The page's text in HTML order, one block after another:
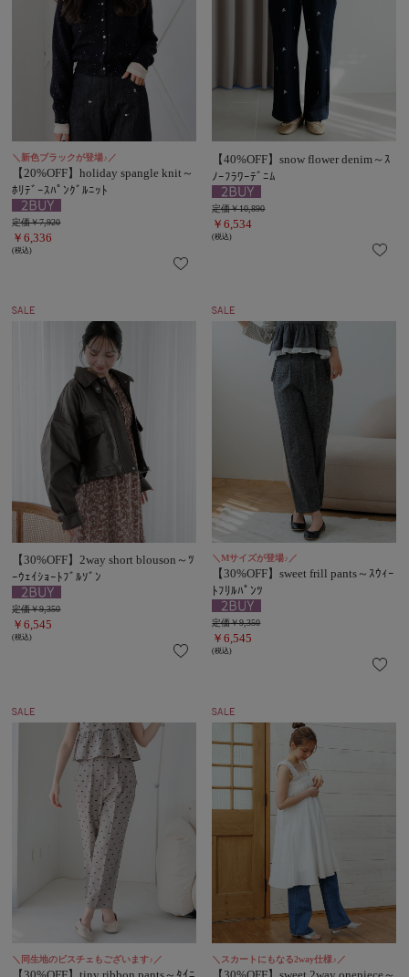
＼新色ブラックが登場♪／
【20%OFF】holiday spangle knit～
ﾎﾘﾃﾞｰｽﾊﾟﾝｸﾞﾙﾆｯﾄ
定価￥7,920
￥6,336
(税込)
【40%OFF】snow flower denim～ｽ
ﾉｰﾌﾗﾜｰﾃﾞﾆﾑ
定価￥10,890
￥6,534
(税込)
【30%OFF】2way short blouson～ﾂ
ｰｳｪｲｼｮｰﾄﾌﾞﾙｿﾞﾝ
定価￥9,350
￥6,545
(税込)
＼Mサイズが登場♪／
【30%OFF】sweet frill pants～ｽｳｨｰ
ﾄﾌﾘﾙﾊﾟﾝﾂ
定価￥9,350
￥6,545
(税込)
＼同生地のビスチェもございます♪／ ＼スカートにもなる2way仕様♪／